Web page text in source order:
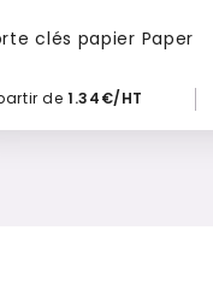
clés papier Paper
de1.34€/HT
Ajouter à mon devis